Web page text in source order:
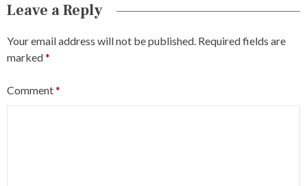
Leave a Reply
Your email address will not be published. Required fields are
marked*
Comment*